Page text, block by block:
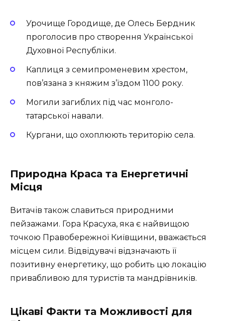
Урочище Городище, де Олесь Бердник
проголосив про створення Української
Духовної Республіки.
Каплиця з семипроменевим хрестом,
пов’язана з княжим з’їздом 1100 року.
Могили загиблих під час монголо-
татарської навали.
Кургани, що охоплюють територію села.
Природна Краса та Енергетичні
Місця
Витачів також славиться природними
пейзажами. Гора Красуха, яка є найвищою
точкою Правобережної Київщини, вважається
місцем сили. Відвідувачі відзначають її
позитивну енергетику, що робить цю локацію
привабливою для туристів та мандрівників.
Цікаві Факти та Можливості для